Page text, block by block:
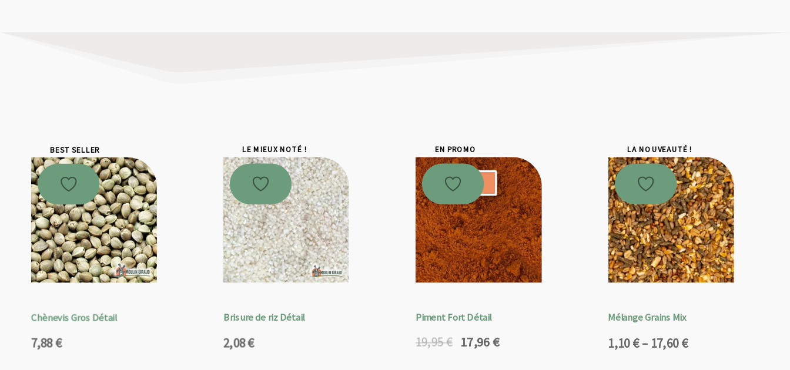
BEST SELLER
Chènevis Gros Détail
7,88€
LE MIEUX NOTÉ !
Brisure de riz Détail
2,08€
EN PROMO
Promo !
Piment Fort Détail
19,95€
Le
17,96 €
Le
LA NOUVEAUTÉ !
Mélange Grains Mix
1,10€– 17,60€
Plage